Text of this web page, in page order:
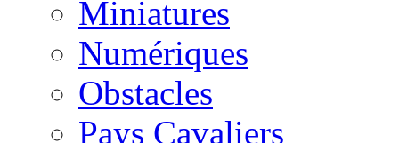
Miniatures
Numériques
Obstacles
Pays Cavaliers